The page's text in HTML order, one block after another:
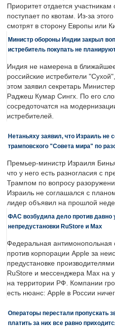
Приоритет отдается
поступает по квотам. Из-за
смотрят в сторону Европы или
Министр обороны Индии закрыл
истребитель покупать не
Индия не намерена в
российские истребители
этом заявил секретарь
Раджеш Кумар Сингх. По его
сосредоточатся на
истребителей.
Нетаньяху заявил, что Израиль не
трамповского "Совета мира" по
Премьер-министр Израиля
что у него есть разногласия с
Трампом по вопросу
Израиль не соглашался с
лидер объявил на прошлой
ФАС возбудила дело против давно
непредустановки RuStore и Max
Федеральная антимонопольная
против корпорации Apple за
предустановке
RuStore и мессенджера Max на
на территории РФ. Компании
есть нюанс: Apple в России
Операторы перестали пропускать
платить за них все равно